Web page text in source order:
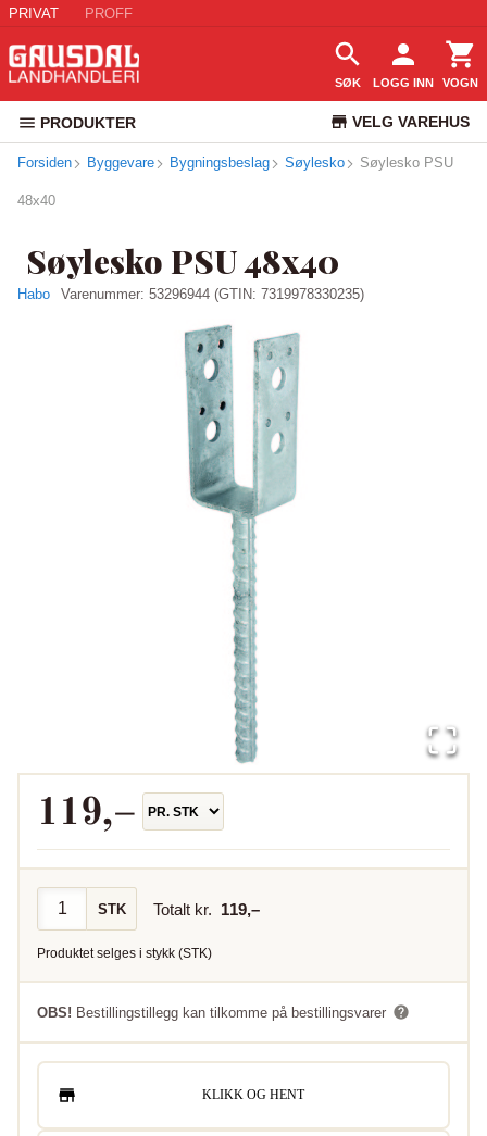
PRIVAT PROFF
SØK LOGG INN VOGN
PRODUKTER VELG VAREHUS
KUNDESERVICE
Forsiden Byggevare Bygningsbeslag Søylesko Søylesko PSU
48x40
Søylesko PSU 48x40
Habo Varenummer: 53296944 (GTIN: 7319978330235)
119,–
STK Totalt kr. 119,–
Produktet selges i stykk (STK)
OBS! Bestillingstillegg kan tilkomme på bestillingsvarer
KLIKK OG HENT